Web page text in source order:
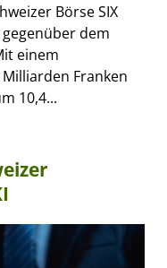
Börse SIX
gegenüber dem
einem
Franken
10,4...